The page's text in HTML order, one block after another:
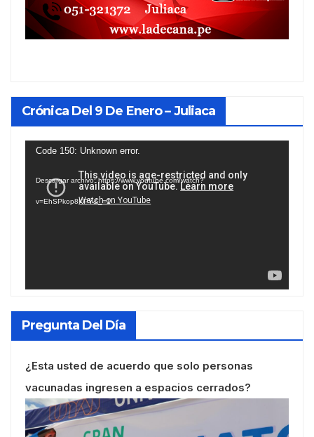
Crónica Del 9 De Enero – Juliaca
Reproductor
vídeo
Code 150: Unknown error.
Descargar archivo: https://www.youtube.com/watch?
v=EhSPkop8KPY&_=1
Pregunta Del Día
¿Esta usted de acuerdo que solo personas
vacunadas ingresen a espacios cerrados?